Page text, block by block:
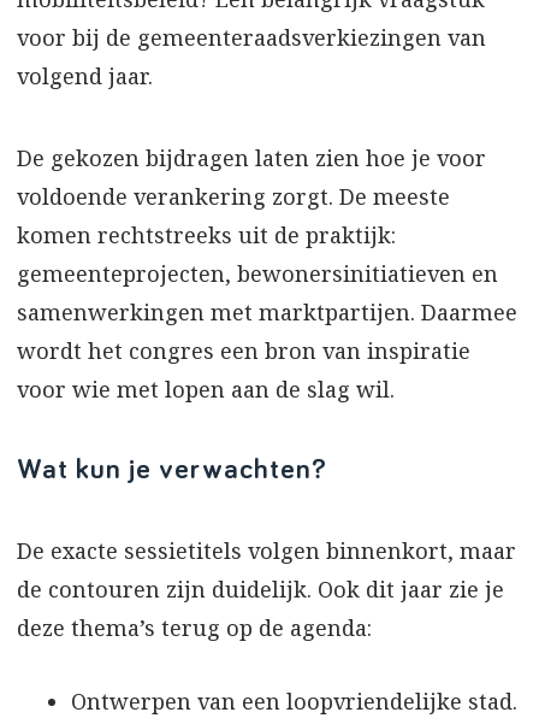
voor bij de gemeenteraadsverkiezingen van
volgend jaar.
De gekozen bijdragen laten zien hoe je voor
voldoende verankering zorgt. De meeste
komen rechtstreeks uit de praktijk:
gemeenteprojecten, bewonersinitiatieven en
samenwerkingen met marktpartijen. Daarmee
wordt het congres een bron van inspiratie
voor wie met lopen aan de slag wil.
Wat kun je verwachten?
De exacte sessietitels volgen binnenkort, maar
de contouren zijn duidelijk. Ook dit jaar zie je
deze thema’s terug op de agenda:
Ontwerpen van een loopvriendelijke stad.